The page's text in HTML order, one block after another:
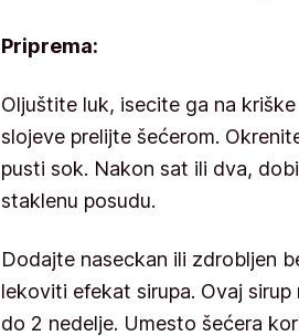
Priprema:
Oljuštite luk, isecite ga na
slojeve prelijte šećerom.
pusti sok. Nakon sat ili dva,
staklenu posudu.
Dodajte naseckan ili zdrobljen
lekoviti efekat sirupa. Ovaj
do 2 nedelje. Umesto šećera